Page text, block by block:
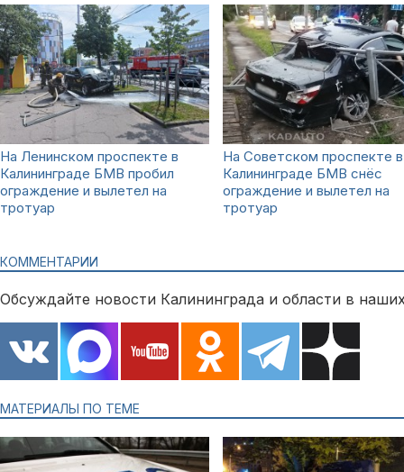
На Ленинском проспекте в
Калининграде БМВ пробил
ограждение и вылетел на
тротуар
На Советском проспекте в
Калининграде БМВ снёс
ограждение и вылетел на
тротуар
КОММЕНТАРИИ
Обсуждайте новости Калининграда и области в
МАТЕРИАЛЫ ПО ТЕМЕ